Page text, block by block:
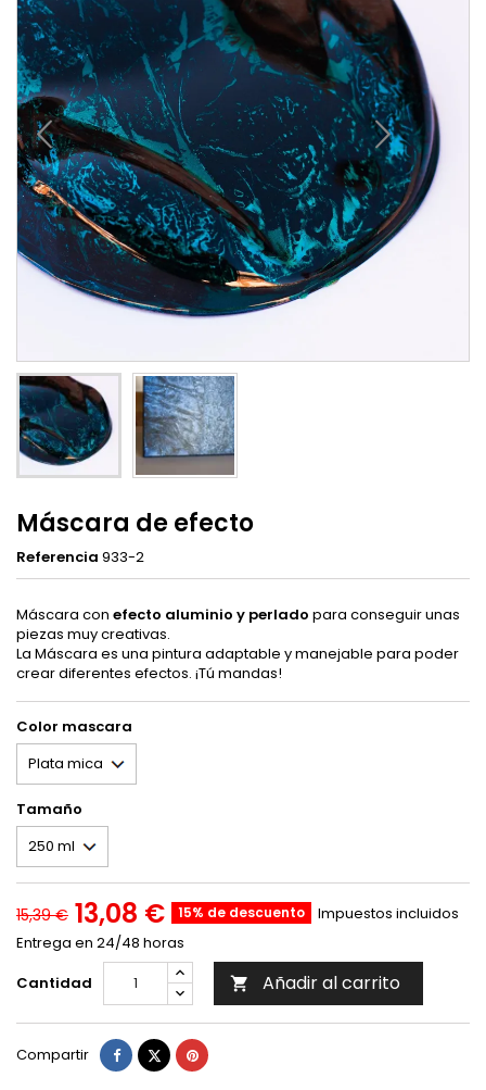
Máscara de efecto
Referencia 933-2
Máscara con efecto aluminio y perlado para conseguir unas
piezas muy creativas.
La Máscara es una pintura adaptable y manejable para poder
crear diferentes efectos. ¡Tú mandas!
Color mascara
Tamaño
15,39 € 13,08 € 15% de descuento
Impuestos incluidos
Entrega en 24/48 horas
Cantidad
 Añadir al carrito
Compartir Compartir
TuitearPinterest